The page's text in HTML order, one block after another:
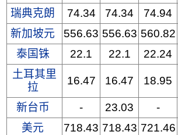
瑞典克朗 74.34 74.34 74.94
新加坡元
556.63 556.63 560.82
泰国铢
22.1 22.1 22.24
土耳其里
拉
16.47 16.47 18.95
新台币 - 23.03 -
美元
718.43 718.43 721.46